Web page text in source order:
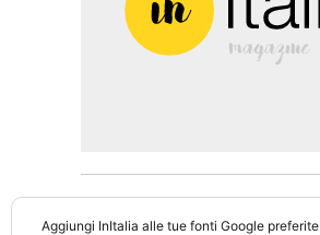
Aggiungi InItalia alle tue fonti Google preferite